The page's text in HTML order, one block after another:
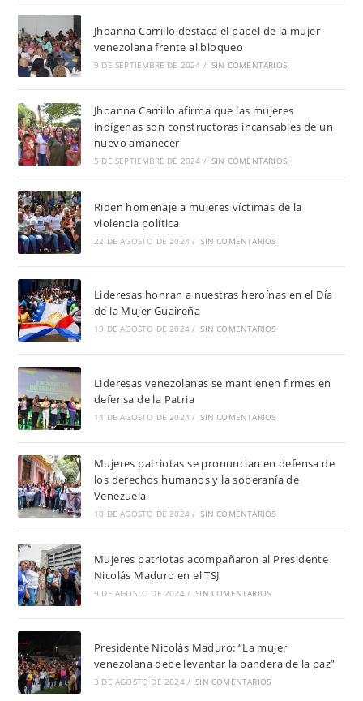
Jhoanna Carrillo destaca el papel de la mujer
venezolana frente al bloqueo
9 DE SEPTIEMBRE DE 2024 / SIN COMENTARIOS
Jhoanna Carrillo afirma que las mujeres
indígenas son constructoras incansables de un
nuevo amanecer
5 DE SEPTIEMBRE DE 2024 / SIN COMENTARIOS
Riden homenaje a mujeres víctimas de la
violencia política
22 DE AGOSTO DE 2024 / SIN COMENTARIOS
Lideresas honran a nuestras heroínas en el Día
de la Mujer Guaireña
19 DE AGOSTO DE 2024 / SIN COMENTARIOS
Lideresas venezolanas se mantienen firmes en
defensa de la Patria
14 DE AGOSTO DE 2024 / SIN COMENTARIOS
Mujeres patriotas se pronuncian en defensa de
los derechos humanos y la soberanía de
Venezuela
10 DE AGOSTO DE 2024 / SIN COMENTARIOS
Mujeres patriotas acompañaron al Presidente
Nicolás Maduro en el TSJ
9 DE AGOSTO DE 2024 / SIN COMENTARIOS
Presidente Nicolás Maduro: “La mujer
venezolana debe levantar la bandera de la paz”
3 DE AGOSTO DE 2024 / SIN COMENTARIOS